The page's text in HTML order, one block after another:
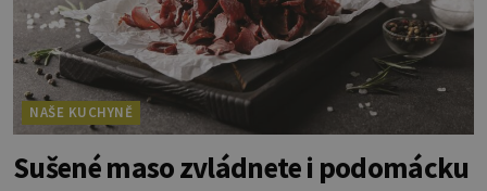
NAŠE KUCHYNĚ
Sušené maso zvládnete i podomácku